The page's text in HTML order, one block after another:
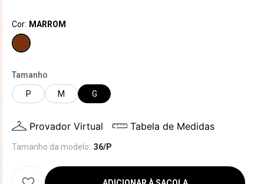
Cor: MARROM
Tamanho
P
M G
Provador Virtual Tabela de Medidas
Tamanho da modelo: 36/P